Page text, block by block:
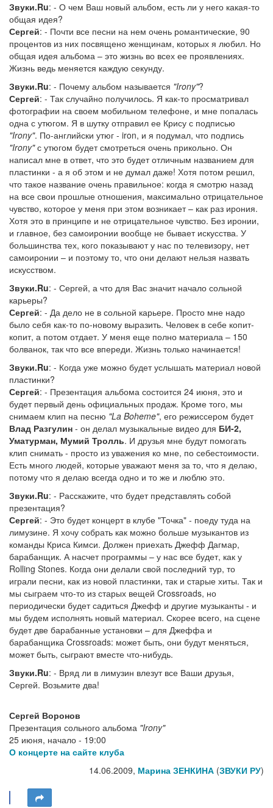
Звуки.Ru: - О чем Ваш новый альбом, есть ли у него какая-то
общая идея?
Сергей: - Почти все песни на нем очень романтические, 90
процентов из них посвящено женщинам, которых я любил. Но
общая идея альбома – это жизнь во всех ее проявлениях.
Жизнь ведь меняется каждую секунду.
Звуки.Ru: - Почему альбом называется "Irony"?
Сергей: - Так случайно получилось. Я как-то просматривал
фотографии на своем мобильном телефоне, и мне попалась
одна с утюгом. Я в шутку отправил ее Крису с подписью
"Irony". По-английски утюг - iron, и я подумал, что подпись
"Irony"с утюгом будет смотреться очень прикольно. Он
написал мне в ответ, что это будет отличным названием для
пластинки - а я об этом и не думал даже! Хотя потом решил,
что такое название очень правильное: когда я смотрю назад
на все свои прошлые отношения, максимально отрицательное
чувство, которое у меня при этом возникает – как раз ирония.
Хотя это в принципе и не отрицательное чувство. Без иронии,
и главное, без самоиронии вообще не бывает искусства. У
большинства тех, кого показывают у нас по телевизору, нет
самоиронии – и поэтому то, что они делают нельзя назвать
искусством.
Звуки.Ru: - Сергей, а что для Вас значит начало сольной
карьеры?
Сергей: - Да дело не в сольной карьере. Просто мне надо
было себя как-то по-новому выразить. Человек в себе копит-
копит, а потом отдает. У меня еще полно материала – 150
болванок, так что все впереди. Жизнь только начинается!
Звуки.Ru: - Когда уже можно будет услышать материал новой
пластинки?
Сергей: - Презентация альбома состоится 24 июня, это и
будет первый день официальных продаж. Кроме того, мы
снимаем клип на песню "La Boheme", его режиссером будет
Влад Разгулин - он делал музыкальные видео для БИ-2,
Уматурман, Мумий Тролль. И друзья мне будут помогать
клип снимать - просто из уважения ко мне, по себестоимости.
Есть много людей, которые уважают меня за то, что я делаю,
потому что я делаю всегда одно и то же и люблю это.
Звуки.Ru: - Расскажите, что будет представлять собой
презентация?
Сергей: - Это будет концерт в клубе "Точка" - поеду туда на
лимузине. Я хочу собрать как можно больше музыкантов из
команды Криса Кимси. Должен приехать Джефф Дагмар,
барабанщик. А насчет программы – у нас все будет, как у
Rolling Stones. Когда они делали свой последний тур, то
играли песни, как из новой пластинки, так и старые хиты. Так и
мы сыграем что-то из старых вещей Crossroads, но
периодически будет садиться Джефф и другие музыканты - и
мы будем исполнять новый материал. Скорее всего, на сцене
будет две барабанные установки – для Джеффа и
барабанщика Crossroads: может быть, они будут меняться,
может быть, сыграют вместе что-нибудь.
Звуки.Ru: - Вряд ли в лимузин влезут все Ваши друзья,
Сергей. Возьмите два!
Сергей Воронов
Презентация сольного альбома "Irony"
25 июня, начало - 19:00
О концерте на сайте клуба
14.06.2009, Марина ЗЕНКИНА (ЗВУКИ РУ)